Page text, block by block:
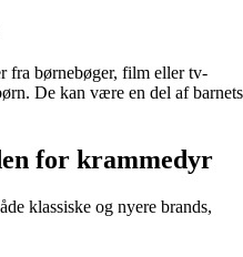
fra børnebøger, film eller tv-
De kan være en del af barnets
for krammedyr
klassiske og nyere brands,